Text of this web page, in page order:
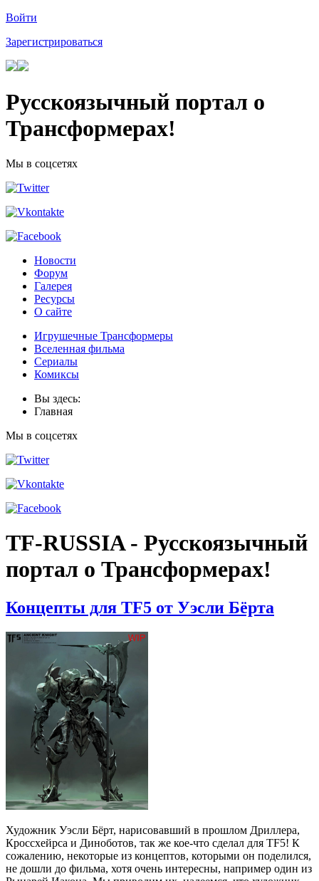
Войти
Зарегистрироваться
Русскоязычный портал о
Трансформерах!
Мы в соцсетях
Новости
Форум
Галерея
Ресурсы
О сайте
Игрушечные Трансформеры
Вселенная фильма
Сериалы
Комиксы
Вы здесь:
Главная
Мы в соцсетях
TF-RUSSIA - Русскоязычный
портал о Трансформерах!
Концепты для TF5 от Уэсли Бёрта
Художник Уэсли Бёрт, нарисовавший в прошлом Дриллера,
Кроссхейрса и Диноботов, так же кое-что сделал для TF5! К
сожалению, некоторые из концептов, которыми он поделился,
не дошли до фильма, хотя очень интересны, например один из